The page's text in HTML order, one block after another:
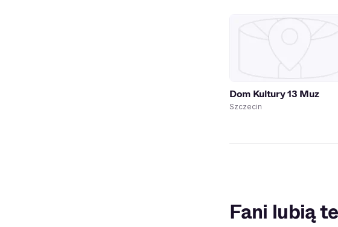
Dom Kultury 13 Muz
Szczecin
Fani lubią